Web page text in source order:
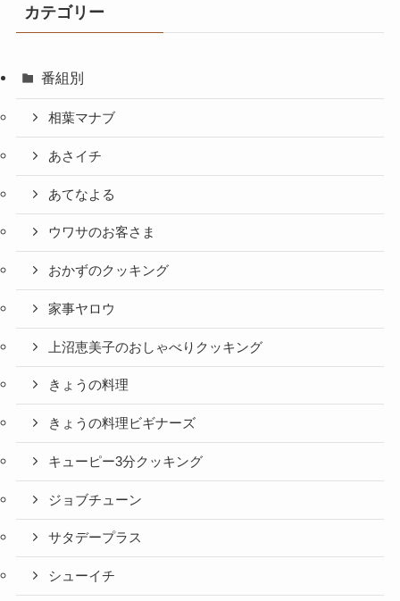
カテゴリー
番組別
相葉マナブ
あさイチ
あてなよる
ウワサのお客さま
おかずのクッキング
家事ヤロウ
上沼恵美子のおしゃべりクッキング
きょうの料理
きょうの料理ビギナーズ
キューピー3分クッキング
ジョブチューン
サタデープラス
シューイチ